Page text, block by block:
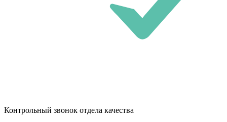
Контрольный звонок отдела качества